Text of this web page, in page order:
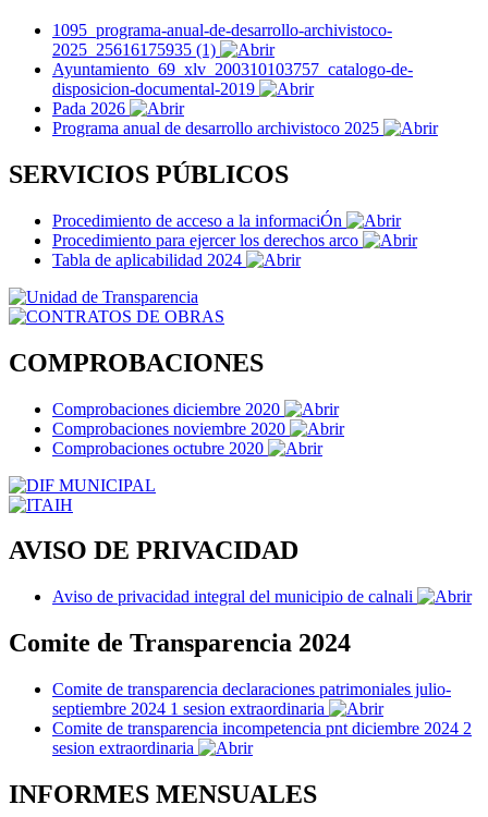
1095_programa-anual-de-desarrollo-archivistoco-
2025_25616175935 (1)
Ayuntamiento_69_xlv_200310103757_catalogo-de-
disposicion-documental-2019
Pada 2026
Programa anual de desarrollo archivistoco 2025
SERVICIOS PÚBLICOS
Procedimiento de acceso a la informaciÓn
Procedimiento para ejercer los derechos arco
Tabla de aplicabilidad 2024
COMPROBACIONES
Comprobaciones diciembre 2020
Comprobaciones noviembre 2020
Comprobaciones octubre 2020
AVISO DE PRIVACIDAD
Aviso de privacidad integral del municipio de calnali
Comite de Transparencia 2024
Comite de transparencia declaraciones patrimoniales julio-
septiembre 2024 1 sesion extraordinaria
Comite de transparencia incompetencia pnt diciembre 2024 2
sesion extraordinaria
INFORMES MENSUALES